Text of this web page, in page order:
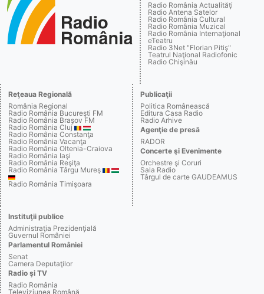
Radio România Actualităţi
Radio Antena Satelor
Radio România Cultural
Radio România Muzical
Radio România Internaţional
eTeatru
Radio 3Net "Florian Pitiş"
Teatrul Naţional Radiofonic
Radio Chişinău
Reţeaua Regională
România Regional
Radio România Bucureşti FM
Radio România Braşov FM
Radio România Cluj
Radio România Constanţa
Radio România Vacanţa
Radio România Oltenia-Craiova
Radio România Iaşi
Radio România Reşiţa
Radio România Târgu Mureş
Radio România Timişoara
Publicaţii
Politica Românească
Editura Casa Radio
Radio Arhive
Agenţie de presă
RADOR
Concerte şi Evenimente
Orchestre şi Coruri
Sala Radio
Târgul de carte GAUDEAMUS
Instituţii publice
Administraţia Prezidenţială
Guvernul României
Parlamentul României
Senat
Camera Deputaţilor
Radio şi TV
Radio România
Televiziunea Română